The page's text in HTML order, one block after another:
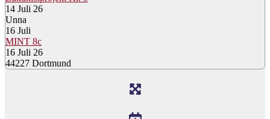
14 Juli 26
Unna
16 Juli
MINT 8c
16 Juli 26
44227 Dortmund